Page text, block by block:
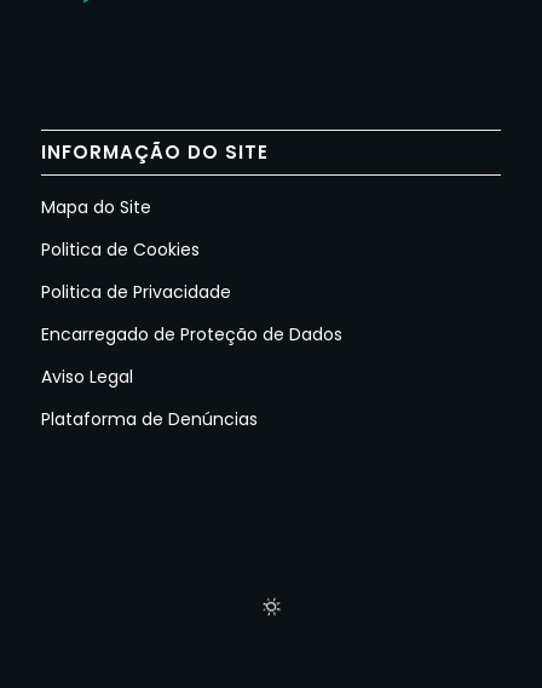
INFORMAÇÃO DO SITE
Mapa do Site
Politica de Cookies
Politica de Privacidade
Encarregado de Proteção de Dados
Aviso Legal
Plataforma de Denúncias